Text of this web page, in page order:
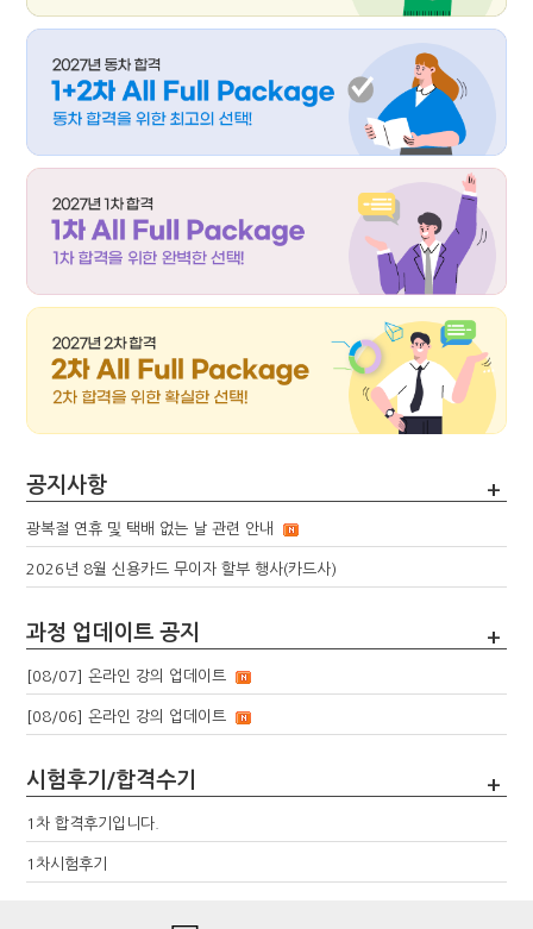
공지사항 +
광복절 연휴 및 택배 없는 날 관련 안내
2026년 8월 신용카드 무이자 할부 행사(카드사)
과정 업데이트 공지 +
[08/07] 온라인 강의 업데이트
[08/06] 온라인 강의 업데이트
시험후기/합격수기 +
1차 합격후기입니다.
1차시험후기